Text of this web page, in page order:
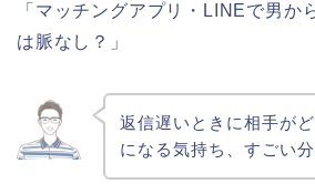
「マッチングアプリ・LINEで男か
は脈なし？」
返信遅いときに相手が
になる気持ち、すごい分